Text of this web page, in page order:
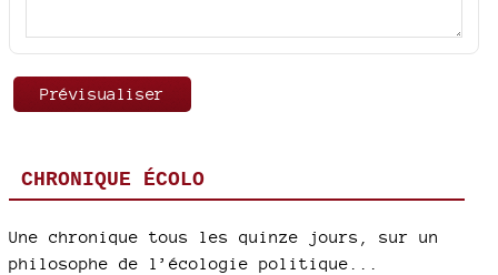
CHRONIQUE ÉCOLO
Une chronique tous les quinze jours, sur un
philosophe de l’écologie politique...